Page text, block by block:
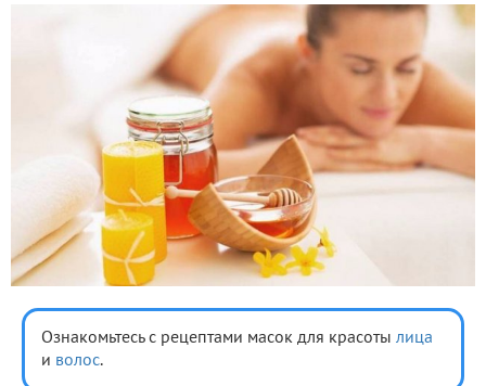
Ознакомьтесь с рецептами масок для красоты лица
и волос.